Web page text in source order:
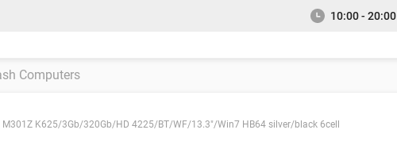
10:00 - 20:00
M301Z K625/3Gb/320Gb/HD 4225/BT/WF/13.3"/Win7 HB64 silver/black 6cell